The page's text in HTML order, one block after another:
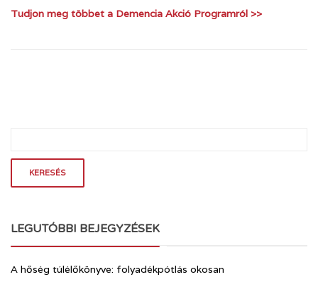
Tudjon meg többet a Demencia Akció Programról >>
LEGUTÓBBI BEJEGYZÉSEK
A hőség túlélőkönyve: folyadékpótlás okosan